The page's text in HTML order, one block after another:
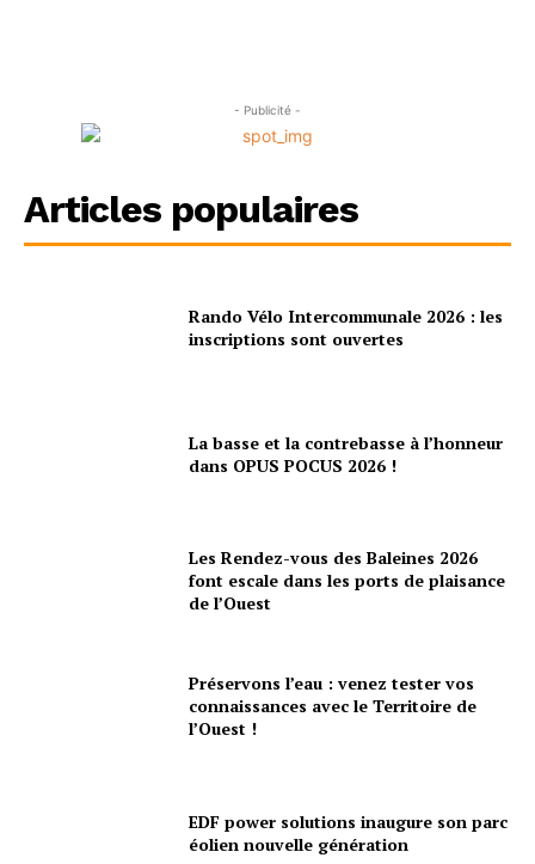
- Publicité -
Articles populaires
Rando Vélo Intercommunale 2026 : les
inscriptions sont ouvertes
La basse et la contrebasse à l’honneur
dans OPUS POCUS 2026 !
Les Rendez-vous des Baleines 2026
font escale dans les ports de plaisance
de l’Ouest
Préservons l’eau : venez tester vos
connaissances avec le Territoire de
l’Ouest !
EDF power solutions inaugure son parc
éolien nouvelle génération